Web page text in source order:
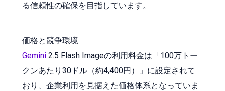
る信頼性の確保を目指しています。
価格と競争環境
Gemini 2.5 Flash Imageの利用料金は「100万トー
クンあたり30ドル（約4,400円）」に設定されて
おり、企業利用を見据えた価格体系となっていま